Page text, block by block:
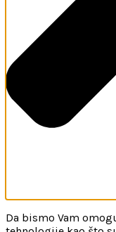
Da bismo Vam